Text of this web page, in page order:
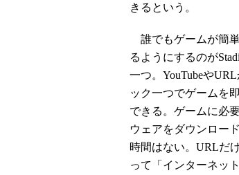
きるという。
誰でもゲームが簡
るようにするのが
一つ。YouTubeやURL
ック一つでゲームを
できる。ゲームに必
ウェアをダウンロー
時間はない。URLだ
って「インターネッ